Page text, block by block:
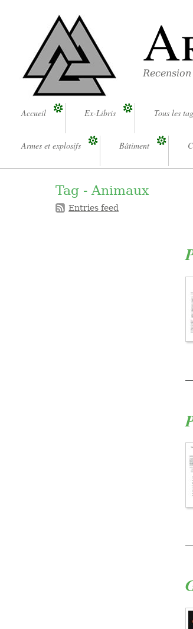
Accueil Ex-Libris Tous les
Armes et explosifs Bâtiment
Tag - Animaux
Entries feed